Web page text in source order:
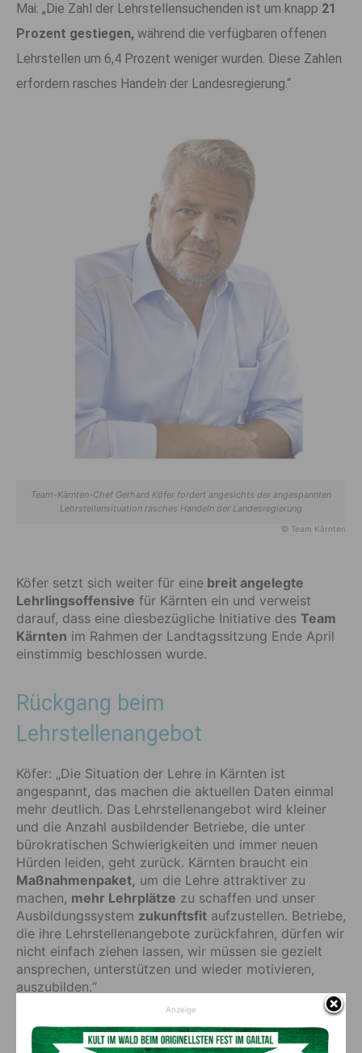
Mai: „Die Zahl der Lehrstellensuchenden ist um knapp 21
Prozent gestiegen, während die verfügbaren offenen
Lehrstellen um 6,4 Prozent weniger wurden. Diese Zahlen
erfordern rasches Handeln der Landesregierung.“
Team-Kärnten-Chef Gerhard Köfer fordert angesichts der angespannten
Lehrstellensituation rasches Handeln der Landesregierung
© Team Kärnten
Köfer setzt sich weiter für eine breit angelegte
Lehrlingsoffensive für Kärnten ein und verweist
darauf, dass eine diesbezügliche Initiative des Team
Kärnten im Rahmen der Landtagssitzung Ende April
einstimmig beschlossen wurde.
Rückgang beim
Lehrstellenangebot
Köfer: „Die Situation der Lehre in Kärnten ist
angespannt, das machen die aktuellen Daten einmal
mehr deutlich. Das Lehrstellenangebot wird kleiner
und die Anzahl ausbildender Betriebe, die unter
bürokratischen Schwierigkeiten und immer neuen
Hürden leiden, geht zurück. Kärnten braucht ein
Maßnahmenpaket, um die Lehre attraktiver zu
machen, mehr Lehrplätze zu schaffen und unser
Ausbildungssystem zukunftsfit aufzustellen. Betriebe,
die ihre Lehrstellenangebote zurückfahren, dürfen wir
nicht einfach ziehen lassen, wir müssen sie gezielt
ansprechen, unterstützen und wieder motivieren,
auszubilden.“
Investition in die Zukunft
Anzeige